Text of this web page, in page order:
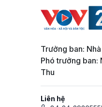
Trưởng ban:
Phó trưởng ban:
Thu
Liên hệ